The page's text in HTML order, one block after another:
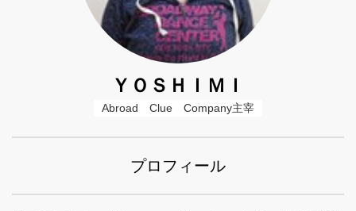
ＹＯＳＨＩＭＩ
Abroad　Clue　Company主宰
プロフィール